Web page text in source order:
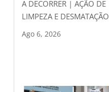
A DECORRER | AÇÃO DE
LIMPEZA E DESMATAÇÃO
Ago 6, 2026